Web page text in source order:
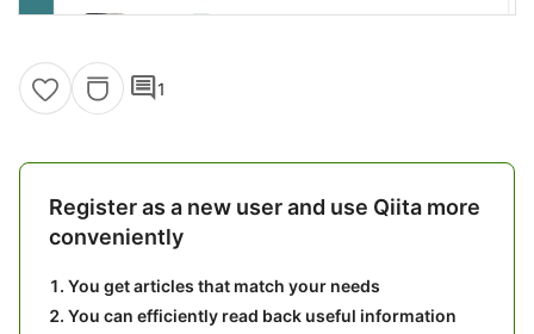
comment1
Register as a new user and use Qiita more
conveniently
You get articles that match your needs
You can efficiently read back useful information